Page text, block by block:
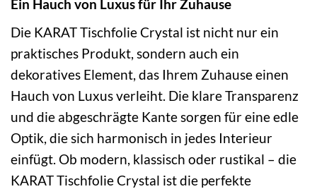
Ein Hauch von Luxus für Ihr Zuhause
Die KARAT Tischfolie Crystal ist nicht nur ein
praktisches Produkt, sondern auch ein
dekoratives Element, das Ihrem Zuhause einen
Hauch von Luxus verleiht. Die klare Transparenz
und die abgeschrägte Kante sorgen für eine edle
Optik, die sich harmonisch in jedes Interieur
einfügt. Ob modern, klassisch oder rustikal – die
KARAT Tischfolie Crystal ist die perfekte